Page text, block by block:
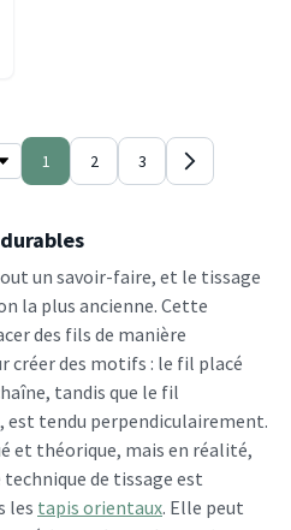
1 2 3
un savoir-faire, et le tissage
la plus ancienne. Cette
des fils de manière
des motifs : le fil placé
tandis que le fil
tendu perpendiculairement.
et théorique, mais en réalité,
de tissage est
les tapis orientaux. Elle peut